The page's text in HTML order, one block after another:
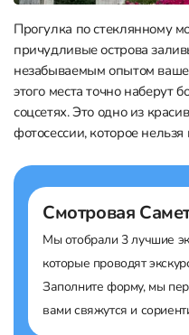
Прогулка по стеклянному
причудливые острова
незабываемым опытом
этого места точно наберут
соцсетях. Это одно из
фотосессии, которое нельзя
Смотровая
Мы отобрали 3 лучшие
которые проводят
Заполните форму, мы
вами свяжутся и